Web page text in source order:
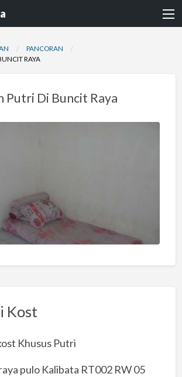
PANCORAN
RAYA
Putri Di Buncit Raya
Kost
Khusus Putri
pulo Kalibata RT002 RW 05